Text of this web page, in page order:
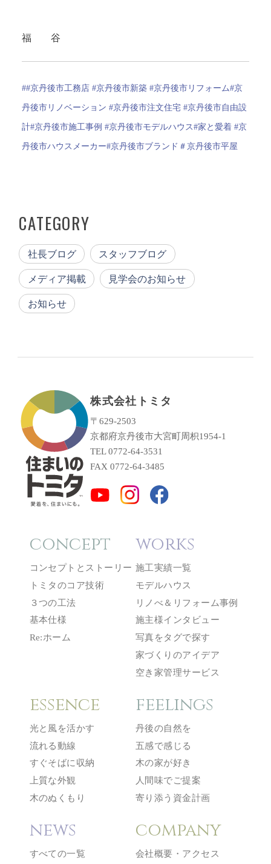
福 谷
##京丹後市工務店 #京丹後市新築 #京丹後市リフォーム#京
丹後市リノベーション #京丹後市注文住宅 #京丹後市自由設
計#京丹後市施工事例 #京丹後市モデルハウス#家と愛着 #京
丹後市ハウスメーカー#京丹後市ブランド＃京丹後市平屋
CATEGORY
社長ブログ スタッフブログ
メディア掲載 見学会のお知らせ
お知らせ
株式会社トミタ
〒629-2503
京都府京丹後市大宮町周枳1954-1
TEL 0772-64-3531
FAX 0772-64-3485
concept
コンセプトとストーリー
トミタのコア技術
３つの工法
基本仕様
Re:ホーム
works
施工実績一覧
モデルハウス
リノべ＆リフォーム事例
施主様インタビュー
写真をタグで探す
家づくりのアイデア
空き家管理サービス
essence
光と風を活かす
流れる動線
すぐそばに収納
上質な外観
木のぬくもり
feelings
丹後の自然を
五感で感じる
木の家が好き
人間味でご提案
寄り添う資金計画
news
すべての一覧
company
会社概要・アクセス